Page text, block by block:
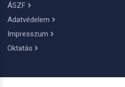
ÁSZF
Adatvédelem
Impresszum
Oktatás